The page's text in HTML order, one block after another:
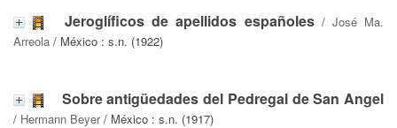
Jeroglíficos de apellidos españoles/ José Ma.
Arreola / México : s.n. (1922)
Sobre antigüedades del Pedregal de San Angel
/ Hermann Beyer/ México : s.n. (1917)